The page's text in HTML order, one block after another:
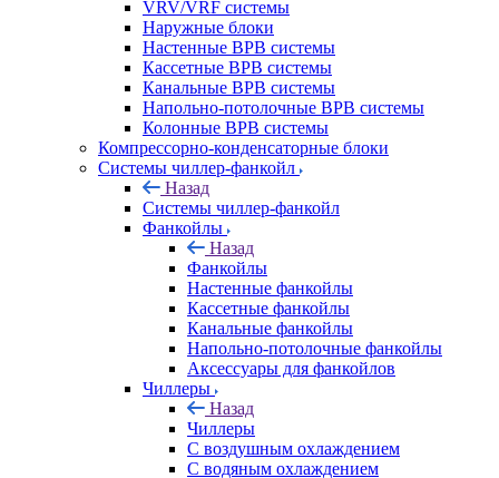
VRV/VRF системы
Наружные блоки
Настенные ВРВ системы
Кассетные ВРВ системы
Канальные ВРВ системы
Напольно-потолочные ВРВ системы
Колонные ВРВ системы
Компрессорно-конденсаторные блоки
Системы чиллер-фанкойл
Назад
Системы чиллер-фанкойл
Фанкойлы
Назад
Фанкойлы
Настенные фанкойлы
Кассетные фанкойлы
Канальные фанкойлы
Напольно-потолочные фанкойлы
Аксессуары для фанкойлов
Чиллеры
Назад
Чиллеры
С воздушным охлаждением
С водяным охлаждением